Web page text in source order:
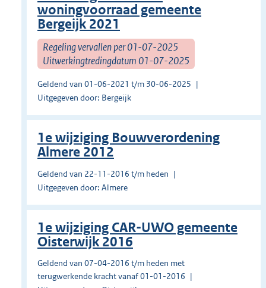
woningvoorraad gemeente
Bergeijk 2021
Regeling vervallen per 01-07-2025
Uitwerkingtredingdatum 01-07-2025
Geldend van 01-06-2021 t/m 30-06-2025
Uitgegeven door: Bergeijk
1e wijziging Bouwverordening
Almere 2012
Geldend van 22-11-2016 t/m heden
Uitgegeven door: Almere
1e wijziging CAR-UWO gemeente
Oisterwijk 2016
Geldend van 07-04-2016 t/m heden met
terugwerkende kracht vanaf 01-01-2016